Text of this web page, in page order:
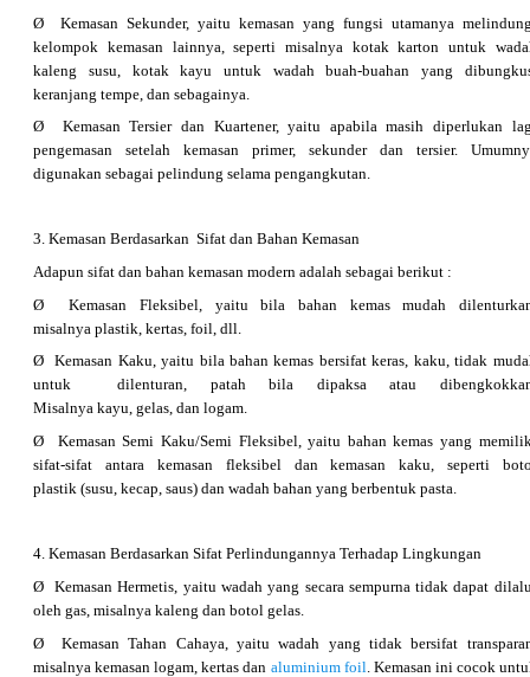
Ø Kemasan Sekunder, yaitu kemasan yang fungsi utamanya
kelompok kemasan lainnya, seperti misalnya kotak karton untuk
kaleng susu, kotak kayu untuk wadah buah-buahan yang
keranjang tempe, dan sebagainya.
Ø Kemasan Tersier dan Kuartener, yaitu apabila masih diperlukan
pengemasan setelah kemasan primer, sekunder dan tersier.
digunakan sebagai pelindung selama pengangkutan.
3. Kemasan Berdasarkan Sifat dan Bahan Kemasan
Adapun sifat dan bahan kemasan modern adalah sebagai berikut :
Ø Kemasan Fleksibel, yaitu bila bahan kemas mudah
misalnya plastik, kertas, foil, dll.
Ø Kemasan Kaku, yaitu bila bahan kemas bersifat keras, kaku, tidak
untuk dilenturan, patah bila dipaksa atau
Misalnya kayu, gelas, dan logam.
Ø Kemasan Semi Kaku/Semi Fleksibel, yaitu bahan kemas yang
sifat-sifat antara kemasan fleksibel dan kemasan kaku, seperti
plastik (susu, kecap, saus) dan wadah bahan yang berbentuk pasta.
4. Kemasan Berdasarkan Sifat Perlindungannya Terhadap Lingkungan
Ø Kemasan Hermetis, yaitu wadah yang secara sempurna tidak dapat
oleh gas, misalnya kaleng dan botol gelas.
Ø Kemasan Tahan Cahaya, yaitu wadah yang tidak bersifat
misalnya kemasan logam, kertas dan aluminium foil . Kemasan ini cocok